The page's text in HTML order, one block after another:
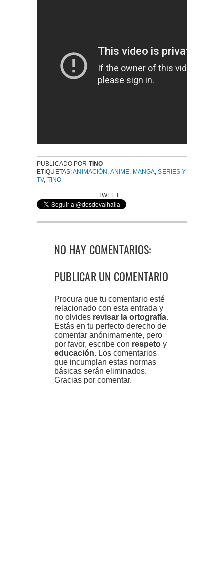
PUBLICADO POR TINO
ETIQUETAS:ANIMACIÓN ANIME MANGA ,SERIES Y
TV, TINO
TWEET
NO HAY COMENTARIOS:
PUBLICAR UN COMENTARIO
Procura que tu comentario esté
relacionado con esta entrada y
no olvides revisar la ortografía.
Estás en tu perfecto derecho de
comentar anónimamente, pero
por favor, escribe con respeto y
educación. Los comentarios
que incumplan estas normas
básicas serán eliminados.
Gracias por comentar.